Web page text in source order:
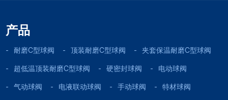
产品
耐磨C型球阀 顶装耐磨C型球阀 夹套保温耐磨C型球阀
超低温顶装耐磨C型球阀 硬密封球阀 电动球阀
气动球阀 电液联动球阀 手动球阀 特材球阀